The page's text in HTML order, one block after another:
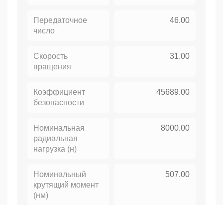
Передаточное
число
46.00
Скорость
вращения
31.00
Коэффициент
безопасности
45689.00
Номинальная
радиальная
нагрузка (н)
8000.00
Номинальный
крутящий момент
(нм)
507.00